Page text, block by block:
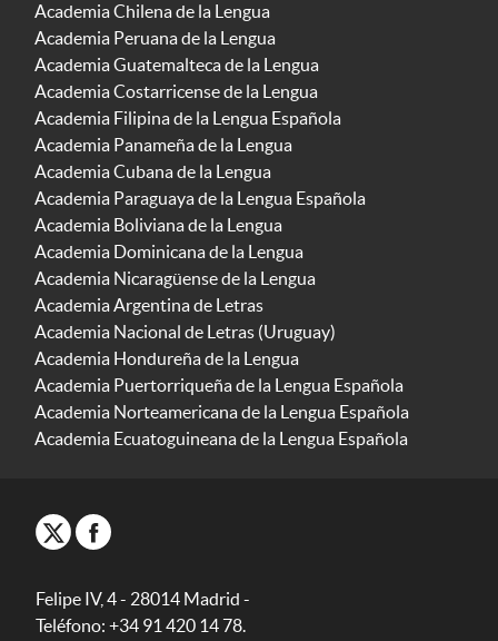
Academia Chilena de la Lengua
Academia Peruana de la Lengua
Academia Guatemalteca de la Lengua
Academia Costarricense de la Lengua
Academia Filipina de la Lengua Española
Academia Panameña de la Lengua
Academia Cubana de la Lengua
Academia Paraguaya de la Lengua Española
Academia Boliviana de la Lengua
Academia Dominicana de la Lengua
Academia Nicaragüense de la Lengua
Academia Argentina de Letras
Academia Nacional de Letras (Uruguay)
Academia Hondureña de la Lengua
Academia Puertorriqueña de la Lengua Española
Academia Norteamericana de la Lengua Española
Academia Ecuatoguineana de la Lengua Española
Felipe IV, 4 - 28014 Madrid -
Teléfono: +34 91 420 14 78.